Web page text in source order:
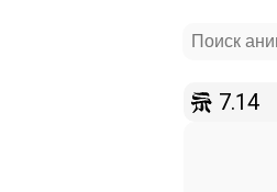
7.14